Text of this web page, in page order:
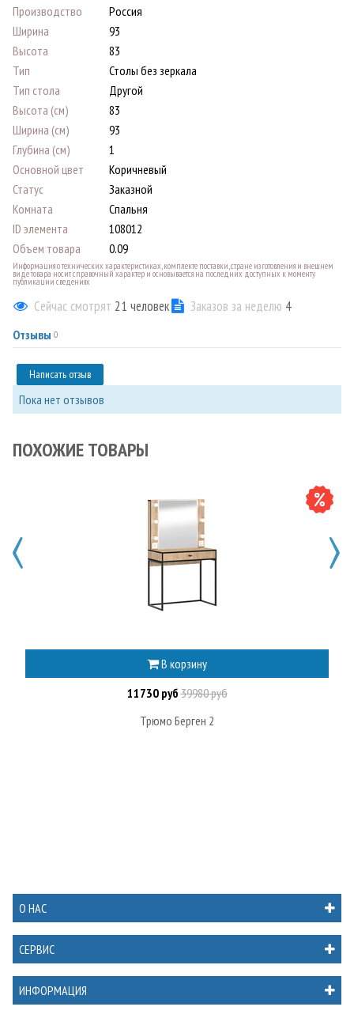
Производство
Россия
Ширина
93
Высота
83
Тип
Столы без зеркала
Тип стола
Другой
Высота (см)
83
Ширина (см)
93
Глубина (см)
1
Основной цвет
Коричневый
Статус
Заказной
Комната
Спальня
ID элемента
108012
Объем товара
0.09
Информация о технических характеристиках, комплекте поставки, стране изготовления и внешнем
виде товара носит справочный характер и основывается на последних доступных к моменту
публикации сведениях
Сейчас смотрят 21 человек Заказов за неделю 4
Отзывы 0
Написать отзыв
Пока нет отзывов
ПОХОЖИЕ ТОВАРЫ
В корзину
11730 руб39980 руб
Трюмо Берген 2
О НАС
СЕРВИС
ИНФОРМАЦИЯ